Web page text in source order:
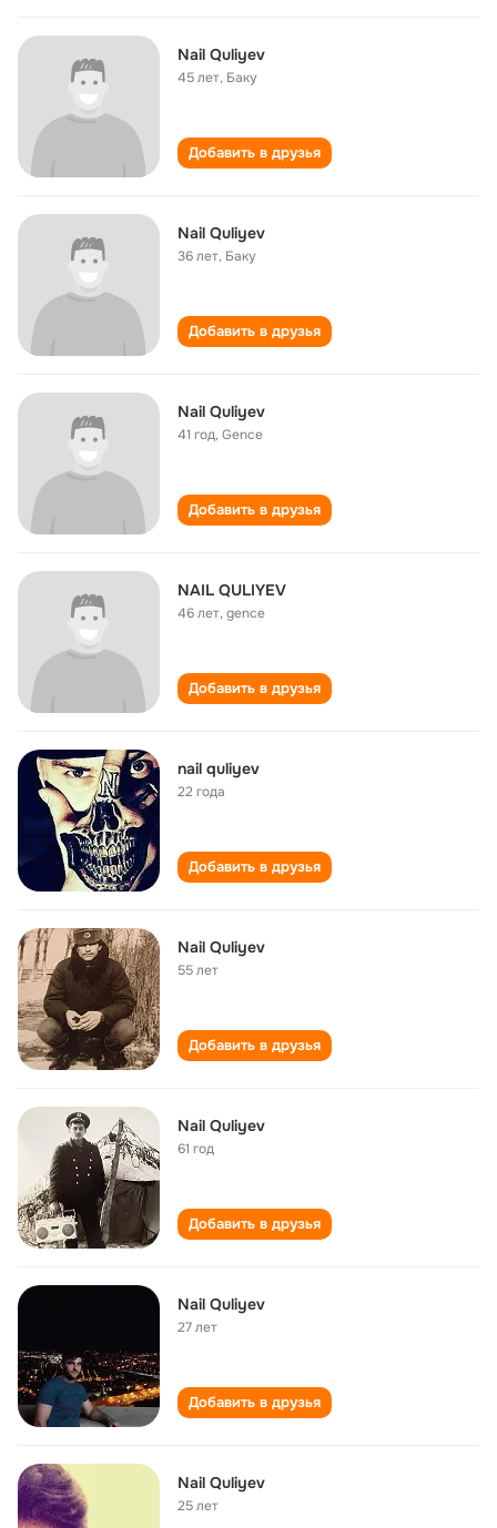
Nail Quliyev
45 лет, Баку
Добавить в друзья
Nail Quliyev
36 лет, Баку
Добавить в друзья
Nail Quliyev
41 год,Gence
Добавить в друзья
NAIL QULIYEV
46 лет,gence
Добавить в друзья
nail quliyev
22 года
Добавить в друзья
Nail Quliyev
55 лет
Добавить в друзья
Nail Quliyev
61 год
Добавить в друзья
Nail Quliyev
27 лет
Добавить в друзья
Nail Quliyev
25 лет